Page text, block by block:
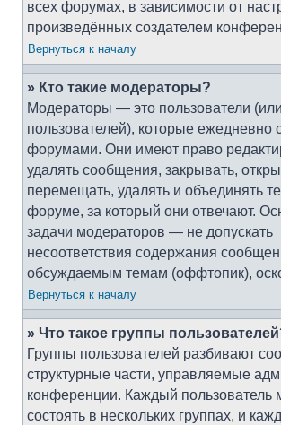
всех форумах, в зависимости от
произведённых создателем
Вернуться к началу
» Кто такие модераторы?
Модераторы — это пользователи
пользователей), которые ежедневно
форумами. Они имеют право
удалять сообщения, закрывать,
перемещать, удалять и объединять
форуме, за который они отвечают.
задачи модераторов — не допускать
несоответствия содержания
обсуждаемым темам (оффтопик),
Вернуться к началу
» Что такое группы
Группы пользователей разбивают
структурные части, управляемые
конференции. Каждый пользователь
состоять в нескольких группах, и